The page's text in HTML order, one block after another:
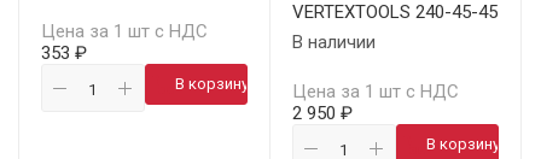
Цена за 1 шт с НДС
353 ₽
В корзину
VERTEXTOOLS 240-45-45
В наличии
Цена за 1 шт с НДС
2 950 ₽
В корзину